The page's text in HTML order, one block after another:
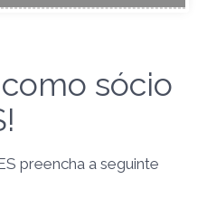
sócio
preencha a seguinte